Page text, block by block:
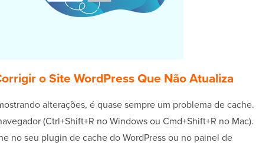
o Site WordPress Que Não Atualiza
alterações, é quase sempre um problema de cache.
(Ctrl+Shift+R no Windows ou Cmd+Shift+R no Mac).
no seu plugin de cache do WordPress ou no painel de